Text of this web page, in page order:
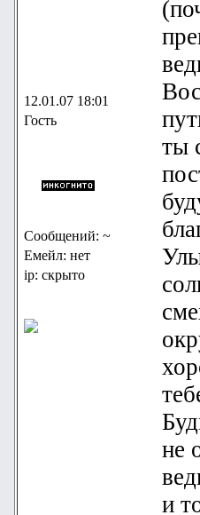
12.01.07 18:01
Гость
Сообщений: ~
Емейл: нет
ip: скрыто
ты
не
и